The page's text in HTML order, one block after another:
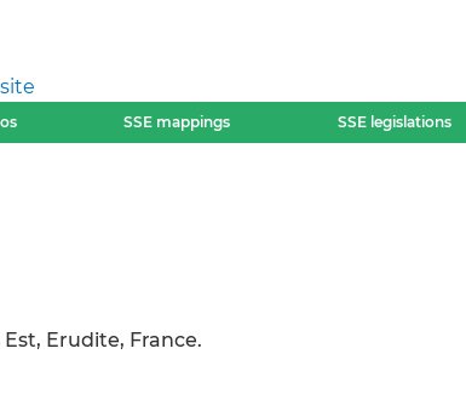
SSE mappings SSE legislations
Est, Erudite, France.